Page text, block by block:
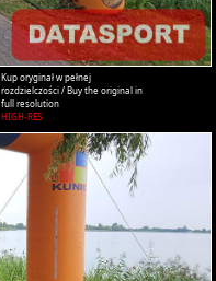
Kup oryginał w pełnej
rozdzielczości / Buy the original in
full resolution
HIGH-RES